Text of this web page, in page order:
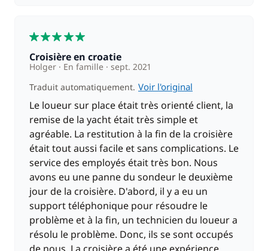
Croisière en croatie
Holger En famille
sept. 2021
Traduit automatiquement. Voir l'original
Le loueur sur place était très orienté client, la
remise de la yacht était très simple et
agréable. La restitution à la fin de la croisière
était tout aussi facile et sans complications. Le
service des employés était très bon. Nous
avons eu une panne du sondeur le deuxième
jour de la croisière. D'abord, il y a eu un
support téléphonique pour résoudre le
problème et à la fin, un technicien du loueur a
résolu le problème. Donc, ils se sont occupés